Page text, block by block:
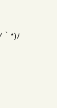
｀*)ﾉ